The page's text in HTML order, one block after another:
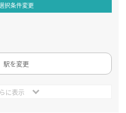
択条件変更
駅を変更
に表示